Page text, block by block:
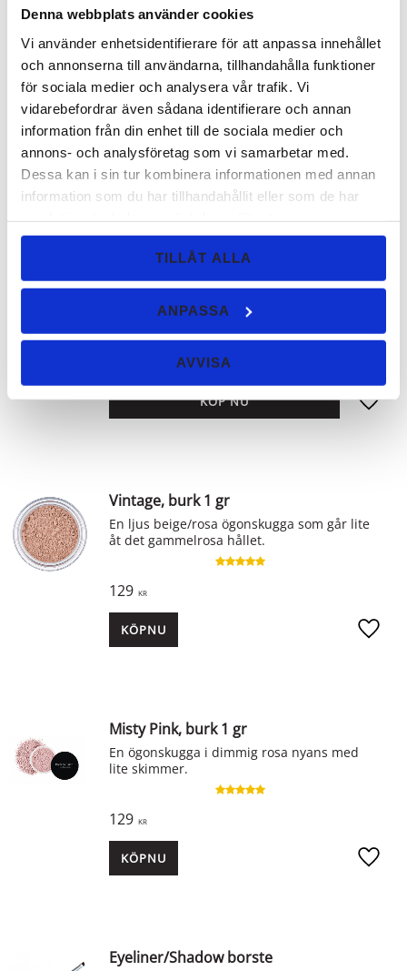
Denna webbplats använder cookies
Vi använder enhetsidentifierare för att anpassa innehållet
och annonserna till användarna, tillhandahålla funktioner
för sociala medier och analysera vår trafik. Vi
vidarebefordrar även sådana identifierare och annan
information från din enhet till de sociala medier och
annons- och analysföretag som vi samarbetar med.
Dessa kan i sin tur kombinera informationen med annan
information som du har tillhandahållit eller som de har
TILLÅT ALLA
ANPASSA
AVVISA
Perfekt
Fick en provpåse med den här och den är så underbar! Har
provat både som ögonskugga och eyeliner. Den blir lite
guldig. Älskar den!
TIPS FRÅN BACK TO EARTH:
Eyeshadow Kit - Eyeliner/Eyeshadow
borste
Kit med 2 valfria ögonskuggor inkl. en
Eyeshadow/Eyeliner borste!
Lägg
Vintage, burk 1 gr
En ljus beige/rosa ögonskugga som går lite
åt det gammelrosa hållet.
129 KR
Lägg
KÖP
Misty Pink, burk 1 gr
En ögonskugga i dimmig rosa nyans med
lite skimmer.
129 KR
Lägg
KÖP
Eyeliner/Shadow borste